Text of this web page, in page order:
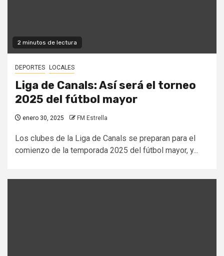
2 minutos de lectura
DEPORTES LOCALES
Liga de Canals: Así será el torneo
2025 del fútbol mayor
enero 30, 2025 FM Estrella
Los clubes de la Liga de Canals se preparan para el
comienzo de la temporada 2025 del fútbol mayor, y...